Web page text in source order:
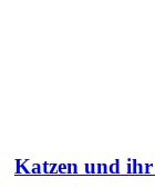
Katzen und